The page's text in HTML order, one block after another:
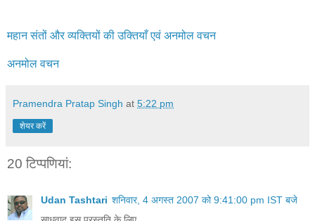
महान संतों और व्यक्तियों की उक्तियाँ एवं अनमोल वचन
अनमोल वचन
Pramendra Pratap Singh at 5:22 pm
शेयर करें
20 टिप्‍पणियां:
Udan Tashtari शनिवार, 4 अगस्त 2007 को 9:41:00 pm IST बजे